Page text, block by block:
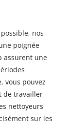
nos
poignée
assurent une
vous pouvez
de travailler
nettoyeurs
sur les